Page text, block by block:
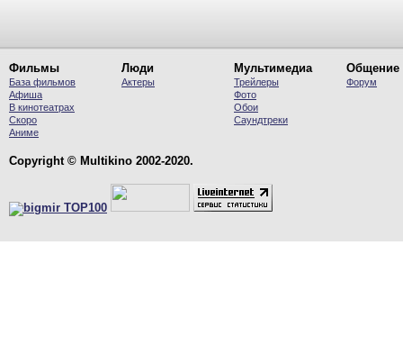
Фильмы
База фильмов
Афиша
В кинотеатрах
Скоро
Аниме
Люди
Актеры
Мультимедиа
Трейлеры
Фото
Обои
Саундтреки
Общение
Форум
Copyright © Multikino 2002-2020.